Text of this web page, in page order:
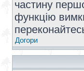
частину
функцію
Догори